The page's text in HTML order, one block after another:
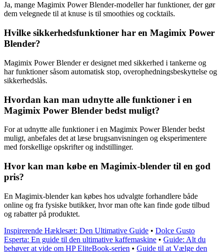
Ja, mange Magimix Power Blender-modeller har funktioner, der gør
dem velegnede til at knuse is til smoothies og cocktails.
Hvilke sikkerhedsfunktioner har en Magimix Power
Blender?
Magimix Power Blender er designet med sikkerhed i tankerne og
har funktioner såsom automatisk stop, overophedningsbeskyttelse og
sikkerhedslås.
Hvordan kan man udnytte alle funktioner i en
Magimix Power Blender bedst muligt?
For at udnytte alle funktioner i en Magimix Power Blender bedst
muligt, anbefales det at læse brugsanvisningen og eksperimentere
med forskellige opskrifter og indstillinger.
Hvor kan man købe en Magimix-blender til en god
pris?
En Magimix-blender kan købes hos udvalgte forhandlere både
online og fra fysiske butikker, hvor man ofte kan finde gode tilbud
og rabatter på produktet.
Inspirerende Hæklesæt: Den Ultimative Guide • Dolce Gusto
Esperta: En guide til den ultimative kaffemaskine • Guide: Alt du
behøver at vide om HP EliteBook-serien • Guide til at Vælge den